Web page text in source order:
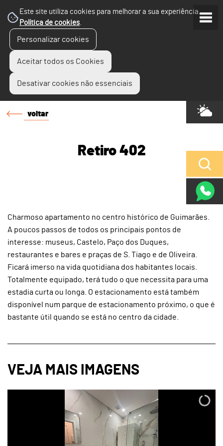
Este site utiliza cookies para melhorar a sua experiência.
Política de cookies.
Personalizar cookies
Aceitar todos os Cookies
Desativar cookies não essenciais
voltar
Retiro 402
Charmoso apartamento no centro histórico de Guimarães.
A poucos passos de todos os principais pontos de
interesse: museus, Castelo, Paço dos Duques,
restaurantes e bares e praças de S. Tiago e de Oliveira.
Ficará imerso na vida quotidiana dos habitantes locais.
Totalmente equipado, terá tudo o que necessita para uma
estadia curta ou longa. O estacionamento está também
disponível num parque de estacionamento próximo, o que é
bastante útil quando se está no centro da cidade.